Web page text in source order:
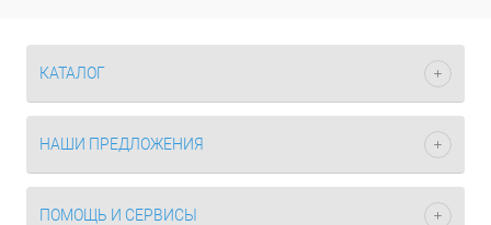
КАТАЛОГ
НАШИ ПРЕДЛОЖЕНИЯ
ПОМОЩЬ И СЕРВИСЫ